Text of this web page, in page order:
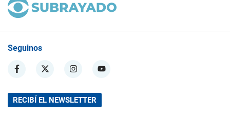
Seguinos
RECIBÍ EL NEWSLETTER